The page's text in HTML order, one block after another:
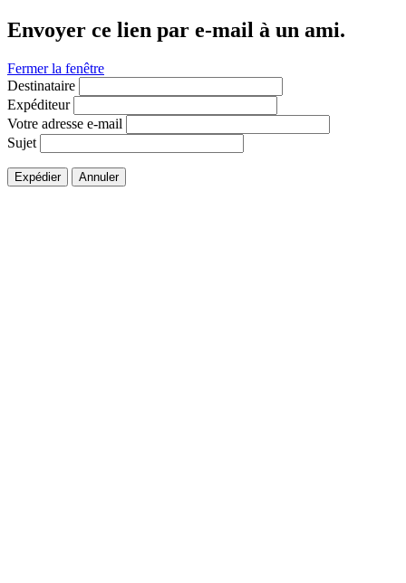
Envoyer ce lien par e-mail à un ami.
Fermer la fenêtre
Destinataire
Expéditeur
Votre adresse e-mail
Sujet
Expédier Annuler